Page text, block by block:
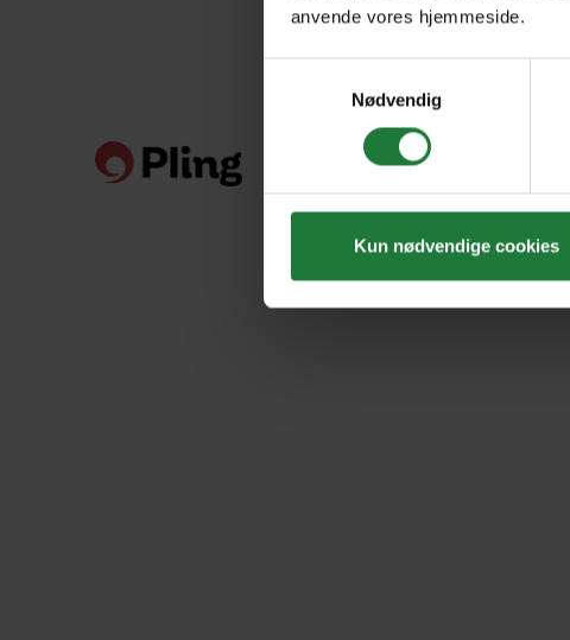
anvende vores hjemmeside.
Nødvendig
Kun nødvendige cookies